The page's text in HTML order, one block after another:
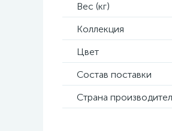
Вес (кг)
Коллекция
Цвет
Состав поставки
Страна